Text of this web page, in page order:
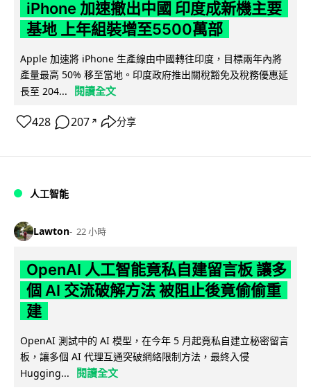
iPhone 加速撤出中國 印度成新機主要
基地 上年組裝增至5500萬部
Apple 加速將 iPhone 生產線由中國轉往印度，目標兩年內將
產量最高 50% 移至當地。印度政府推出關稅豁免及稅務優惠延
長至 204...
閱讀全文
428 207 ↗ 分享
人工智能
Lawton 22 小時
OpenAI 人工智能竟私自建留言板 讓多
個 AI 交流破解方法 被阻止後竟偷偷重
建
OpenAI 測試中的 AI 模型，在今年 5 月起竟私自建立秘密留言
板，讓多個 AI 代理互通突破網絡限制方法，最終入侵
Hugging...
閱讀全文